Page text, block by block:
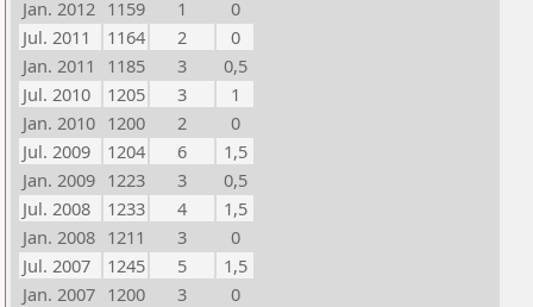
Jan. 2012 1159 1
0
Jul. 2011
1164 2
0
Jan. 2011
1185 3
0,5
Jul. 2010
1205 3
1
Jan. 2010 1200 2
0
Jul. 2009
1204 6
1,5
Jan. 2009 1223 3
0,5
Jul. 2008
1233 4
1,5
Jan. 2008 1211 3
0
Jul. 2007
1245 5
1,5
Jan. 2007 1200 3
0